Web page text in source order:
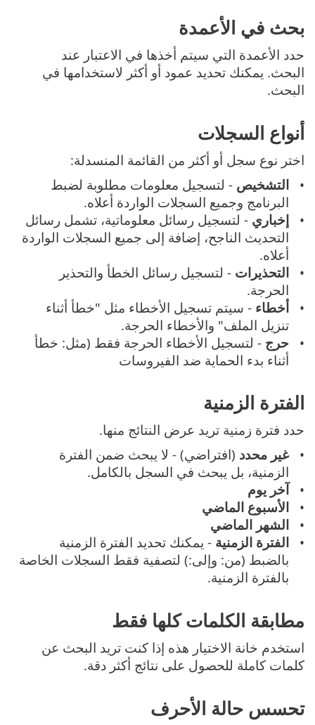
بحث في الأعمدة
حدد الأعمدة التي سيتم أخذها في الاعتبار عند
البحث. يمكنك تحديد عمود أو أكثر لاستخدامها في
البحث.
أنواع السجلات
اختر نوع سجل أو أكثر من القائمة المنسدلة:
التشخيص - لتسجيل معلومات مطلوبة لضبط
البرنامج وجميع السجلات الواردة أعلاه.
إخباري - لتسجيل رسائل معلوماتية، تشمل رسائل
التحديث الناجح، إضافة إلى جميع السجلات الواردة
أعلاه.
التحذيرات - لتسجيل رسائل الخطأ والتحذير
الحرجة.
أخطاء - سيتم تسجيل الأخطاء مثل "خطأ أثناء
تنزيل الملف" والأخطاء الحرجة.
حرج - لتسجيل الأخطاء الحرجة فقط (مثل: خطأ
أثناء بدء الحماية ضد الفيروسات
الفترة الزمنية
حدد فترة زمنية تريد عرض النتائج منها.
غير محدد (افتراضي) - لا يبحث ضمن الفترة
الزمنية، بل يبحث في السجل بالكامل.
آخر يوم
الأسبوع الماضي
الشهر الماضي
الفترة الزمنية - يمكنك تحديد الفترة الزمنية
بالضبط (من: وإلى:) لتصفية فقط السجلات الخاصة
بالفترة الزمنية.
مطابقة الكلمات كلها فقط
استخدم خانة الاختيار هذه إذا كنت تريد البحث عن
كلمات كاملة للحصول على نتائج أكثر دقة.
تحسس حالة الأحرف